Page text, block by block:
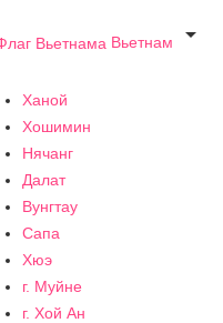
Вьетнам

Ханой
Хошимин
Нячанг
Далат
Вунгтау
Сапа
Хюэ
г. Муйне
г. Хой Ан